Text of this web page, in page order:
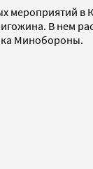
мероприятий в
В нем
Минобороны.